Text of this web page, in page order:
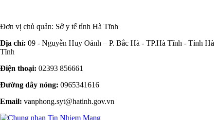
Đơn vị chủ quản: Sở y tế tỉnh Hà Tĩnh
Địa chỉ: 09 - Nguyễn Huy Oánh – P. Bắc Hà - TP.Hà Tĩnh - Tỉnh Hà
Tĩnh
Điện thoại: 02393 856661
Đường dây nóng: 0965341616
Email: vanphong.syt@hatinh.gov.vn